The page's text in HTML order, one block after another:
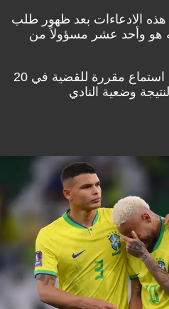
الادعاءات بعد ظهور طلب
هو وأحد عشر مسؤولاً من
في حين أنه ستحدث جلسة استماع مقررة للقضية في 20
وضعية النادي